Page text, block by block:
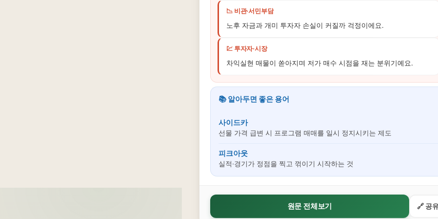
📉 비관·서민부담
노후 자금과 개미 투자자 손실이 커질까 걱정이에요.
💹 투자자·시장
차익실현 매물이 쏟아지며 저가 매수 시점을 재는 분위기예요.
📚 알아두면 좋은 용어
사이드카
선물 가격 급변 시 프로그램 매매를 일시 정지시키는 제도
피크아웃
실적·경기가 정점을 찍고 꺾이기 시작하는 것
원문 전체보기 🔗 공